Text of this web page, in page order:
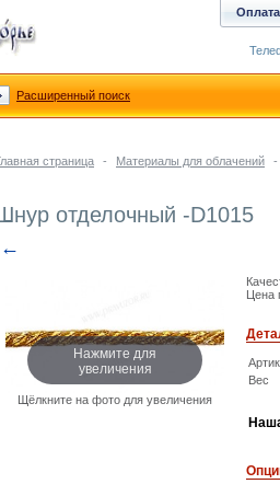
страница - Материалы для облачений -
отделочный -D1015
←
Нажмите для
увеличения
Щёлкните на фото для увеличения
Цена
Вес
Оплата
Расширенный поиск